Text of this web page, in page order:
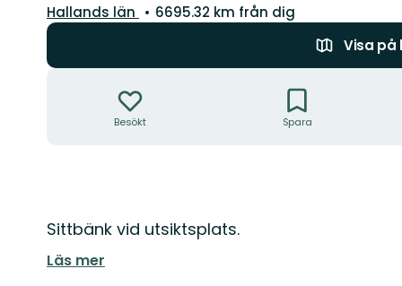
Län:
Hallands län
6695.32 km från dig
Visa på
Besökt Spara
Beskrivning
Sittbänk vid utsiktsplats.
Läs mer